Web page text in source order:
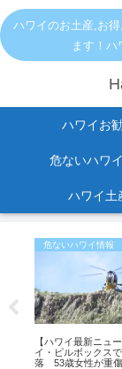
ハワイのお土産,お
ます！ハ
ハワイお
危ないハワ
ハワイ土
危ないハワイ情報
【ハワイ最新ニュ
イ・ピルボックス
落 53歳女性が重傷